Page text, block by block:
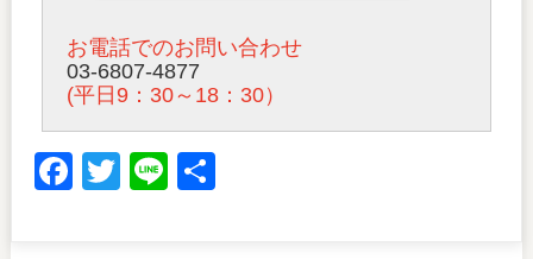
お電話でのお問い合わせ
03-6807-4877
(平日9：30～18：30）
Facebook
Twitter
Line共